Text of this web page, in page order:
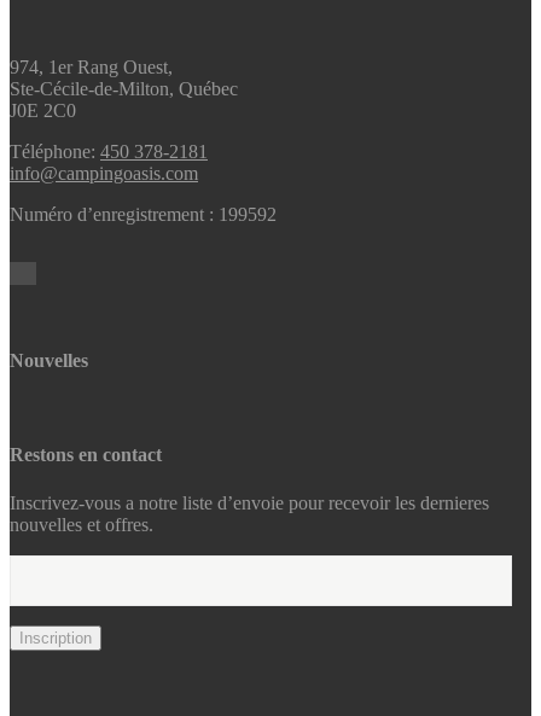
974, 1er Rang Ouest,
Ste-Cécile-de-Milton, Québec
J0E 2C0
Téléphone: 450 378-2181
info@campingoasis.com
Numéro d’enregistrement : 199592
Nouvelles
Restons en contact
Inscrivez-vous a notre liste d’envoie pour recevoir les dernieres
nouvelles et offres.